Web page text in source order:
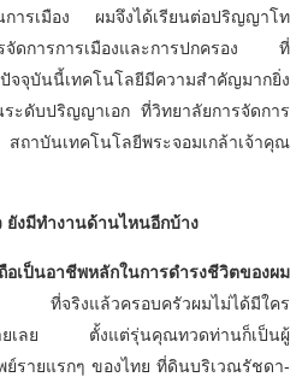
การเมือง ผมจึงได้เรียนต่อปริญญาโท
การการเมืองและการปกครอง ที่
จจุบันนี้เทคโนโลยีมีความสำคัญมากยิ่ง
ะดับปริญญาเอก ที่วิทยาลัยการจัดการ
าบันเทคโนโลยีพระจอมเกล้าเจ้าคุณ
ยังมีทำงานด้านไหนอีกบ้าง
ป็นอาชีพหลักในการดำรงชีวิตของผม
ที่จริงแล้วครอบครัวผมไม่ได้มีใคร
ายเลย ตั้งแต่รุ่นคุณทวดท่านก็เป็นผู้
ย์รายแรกๆ ของไทย ที่ดินบริเวณรัชดา-